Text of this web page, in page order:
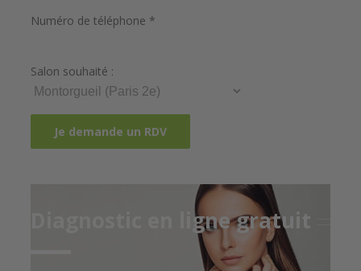
Numéro de téléphone *
Salon souhaité :
Diagnostic en ligne gratuit